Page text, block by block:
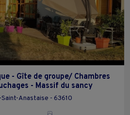
- Gîte de groupe/ Chambres
- Massif du sancy
Anastaise - 63610